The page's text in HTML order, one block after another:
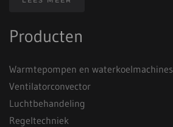
Producten
Warmtepompen en waterkoelmachines
Ventilatorconvector
Luchtbehandeling
Regeltechniek